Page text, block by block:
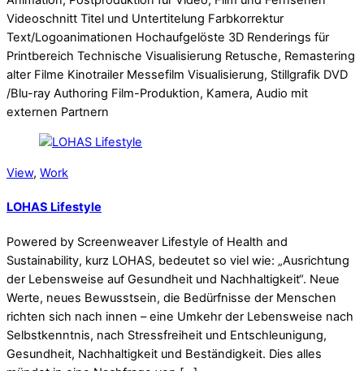
Videoschnitt Titel und Untertitelung Farbkorrektur
Text/Logoanimationen Hochaufgelöste 3D Renderings für
Printbereich Technische Visualisierung Retusche, Remastering
alter Filme Kinotrailer Messefilm Visualisierung, Stillgrafik DVD
/Blu-ray Authoring Film-Produktion, Kamera, Audio mit
externen Partnern
View, Work
LOHAS Lifestyle
Powered by Screenweaver Lifestyle of Health and
Sustainability, kurz LOHAS, bedeutet so viel wie: „Ausrichtung
der Lebensweise auf Gesundheit und Nachhaltigkeit“. Neue
Werte, neues Bewusstsein, die Bedürfnisse der Menschen
richten sich nach innen – eine Umkehr der Lebensweise nach
Selbstkenntnis, nach Stressfreiheit und Entschleunigung,
Gesundheit, Nachhaltigkeit und Beständigkeit. Dies alles